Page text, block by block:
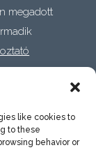
like cookies to
to these
behavior or
megadott